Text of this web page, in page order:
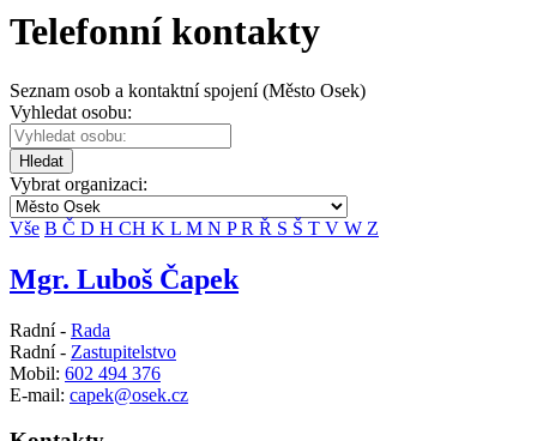
Telefonní kontakty
Seznam osob a kontaktní spojení (Město Osek)
Vyhledat osobu:
Hledat
Vybrat organizaci:
Vše B Č D H CH K L M N PR Ř S Š T V W Z
Mgr. Luboš Čapek
Radní - Rada
Radní - Zastupitelstvo
Mobil: 602 494 376
E-mail: capek@osek.cz